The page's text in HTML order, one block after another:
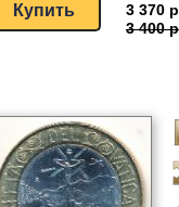
3 370
3 400